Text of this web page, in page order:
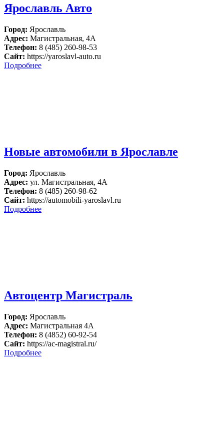
Ярославль Авто
Город: Ярославль
Адрес: Магистральная, 4А
Телефон: 8 (485) 260-98-53
Сайт: https://yaroslavl-auto.ru
Подробнее
Новые автомобили в Ярославле
Город: Ярославль
Адрес: ул. Магистральная, 4А
Телефон: 8 (485) 260-98-62
Сайт: https://automobili-yaroslavl.ru
Подробнее
Автоцентр Магистраль
Город: Ярославль
Адрес: Магистральная 4А
Телефон: 8 (4852) 60-92-54
Сайт: https://ac-magistral.ru/
Подробнее